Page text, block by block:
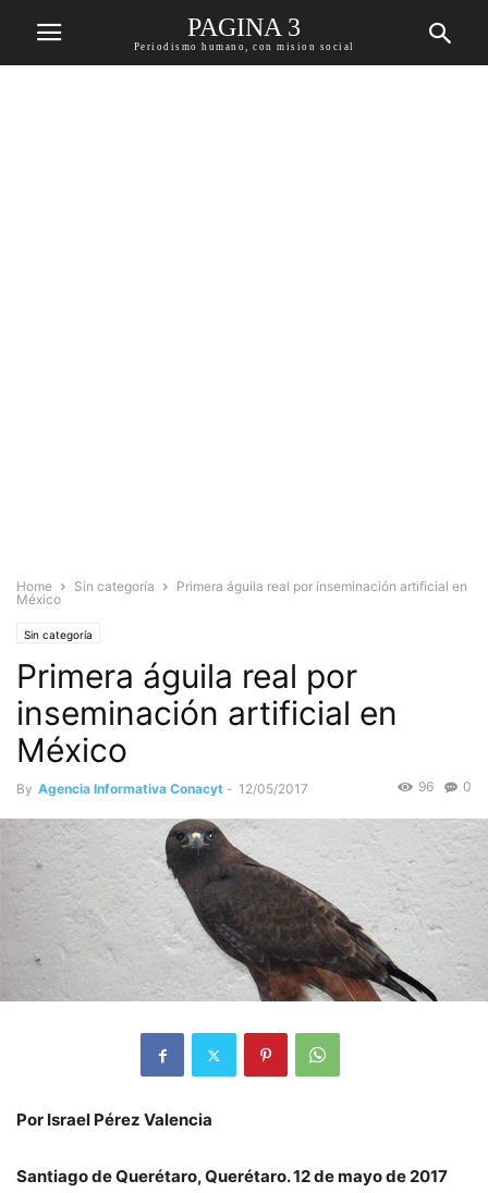
PAGINA 3
Periodismo humano, con mision social
Home Sin categoría
Primera águila real por inseminación artificial en
México
Sin categoría
Primera águila real por
inseminación artificial en
México
By Agencia Informativa Conacyt - 12/05/2017 0
96
Por Israel Pérez Valencia
Santiago de Querétaro, Querétaro. 12 de mayo de 2017